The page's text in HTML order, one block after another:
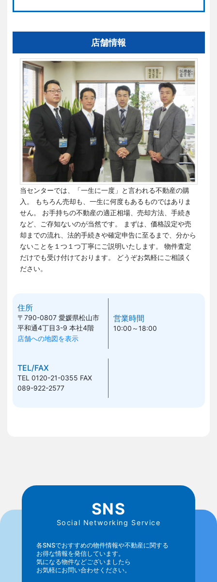
店舗情報
当センターでは、「一生に一度」と言われる不動産の購
入。 もちろん売却も、一生に何度もあるものではありま
せん。
お手持ちの不動産の適正相場、売却方法、手続き
など、ご存知ないのが当然です。
まずは、価格設定や売
却までの流れ、法的手続きや確定申告に至るまで、分から
ないことを１つ１つ丁寧にご説明いたします。 物件査定
だけでも受け付けております。
どうぞお気軽にご相談く
ださい。
住所
〒790-0807愛媛県松山市
平和通4丁目3-9 本社4階
店舗への地図を表示
営業時間
10:00～18:00
TEL/FAX
TEL 0120-21-0355 FAX
089-922-2577
SNS
Social Networking Service
各SNSでおすすめの物件情報や不動産に関する
お得な情報を発信しています。
気になる物件などございましたら
お気軽にお問い合わせください。